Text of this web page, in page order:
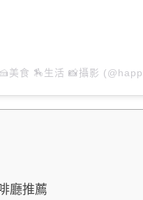
美食 🏇生活 📸攝影
廳推薦